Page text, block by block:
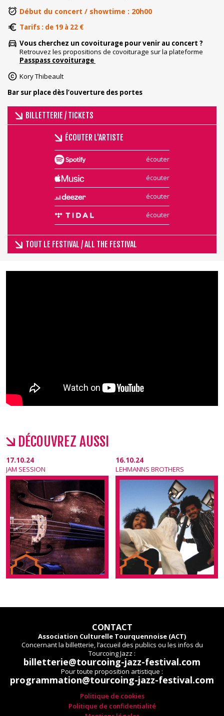
Début du concert / showtime : 20h00
Tarifs : de 19 à 22 €
Vous cherchez un covoiturage pour venir au concert ?
Retrouvez les propositions de covoiturage sur la plateforme
Passpass covoiturage
Kory Thibeault
Bar sur place dès l’ouverture des portes
BILLETTERIE / TICKETS
ÉCOUTER L'ARTISTE
écouter
écouter
écouter
écouter
TOUT LE FESTIVAL / ALL THE FESTIVAL
DÉCOUVREZ AUSSI
17.10.24
JAM SESSION
16.10.24
LEHMANNS BROTHERS
CONTACT
Association Culturelle Tourquennoise (ACT)
Concernant la billetterie, l’accueil des publics ou les infos du
Tourcoing Jazz :
billetterie@tourcoing-jazz-festival.com
Pour toute proposition artistique :
programmation@tourcoing-jazz-festival.com
Politique de cookies
Politique de confidentialité